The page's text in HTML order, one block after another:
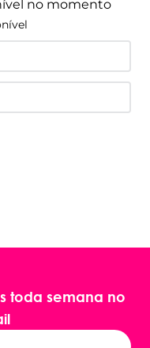
no momento
toda semana no